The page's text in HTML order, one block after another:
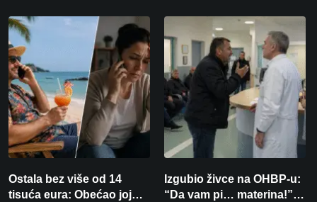
Ostala bez više od 14
tisuća eura: Obećao joj
Izgubio živce na OHBP-u:
“Da vam pi… materina!”